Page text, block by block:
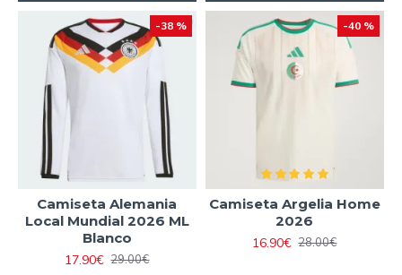
-38 %
Camiseta Alemania
Local Mundial 2026 ML
Blanco
17.90€ 29.00€
-40 %
Camiseta Argelia Home
2026
16.90€ 28.00€